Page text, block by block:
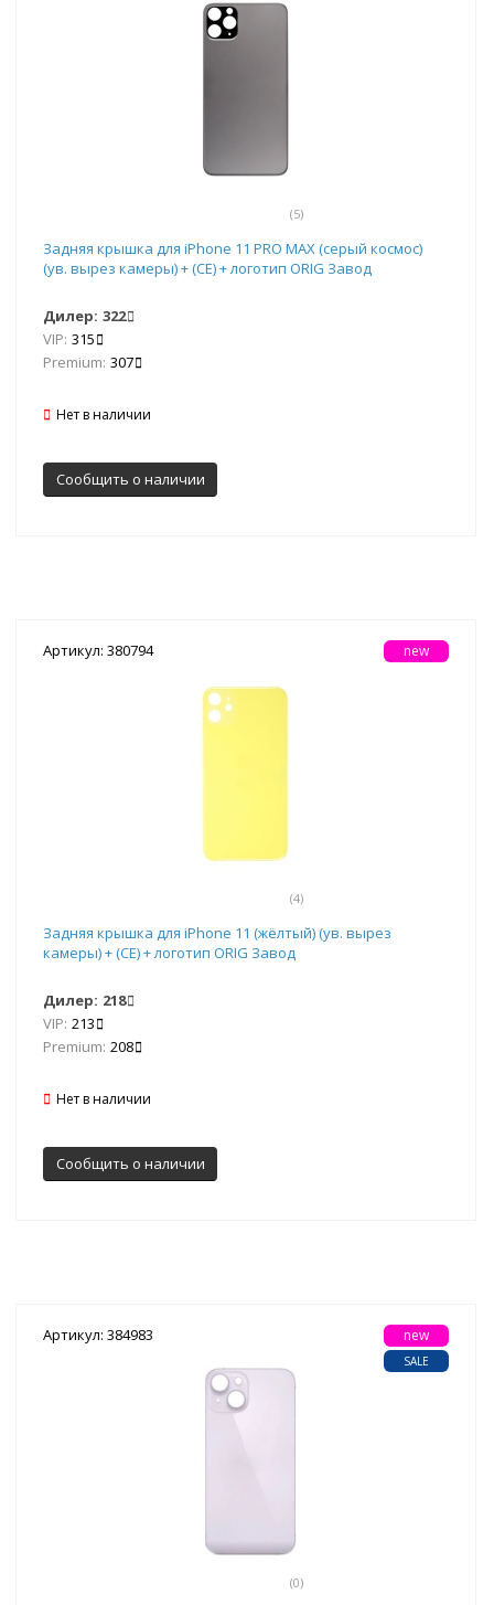
(5)
Задняя крышка для iPhone 11 PRO MAX (серый космос)
(ув. вырез камеры) + (СЕ) + логотип ORIG Завод
Дилер: 322
VIP: 315
Premium: 307
Нет в наличии
Сообщить о наличии
Артикул: 380794
(4)
new
Задняя крышка для iPhone 11 (жёлтый) (ув. вырез
камеры) + (СЕ) + логотип ORIG Завод
Дилер: 218
VIP: 213
Premium: 208
Нет в наличии
Сообщить о наличии
Артикул: 384983
(0)
new
SALE